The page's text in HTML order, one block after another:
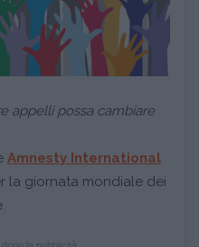
appelli possa cambiare
Amnesty International
la giornata mondiale dei